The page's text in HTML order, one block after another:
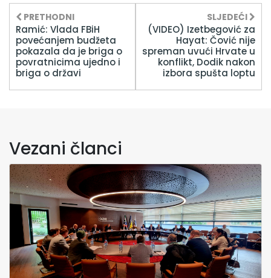
PRETHODNI
Ramić: Vlada FBiH
povećanjem budžeta
pokazala da je briga o
povratnicima ujedno i
briga o državi
SLJEDEĆI
(VIDEO) Izetbegović za
Hayat: Čović nije
spreman uvući Hrvate u
konflikt, Dodik nakon
izbora spušta loptu
Vezani članci